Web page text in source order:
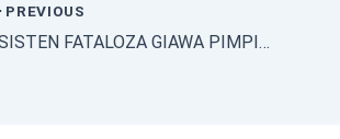
PREVIOUS
ASISTEN FATALOZA GIAWA PIMPIN APEL GABUNGAN LINGKUP PEMKAB NIAS SELATAN